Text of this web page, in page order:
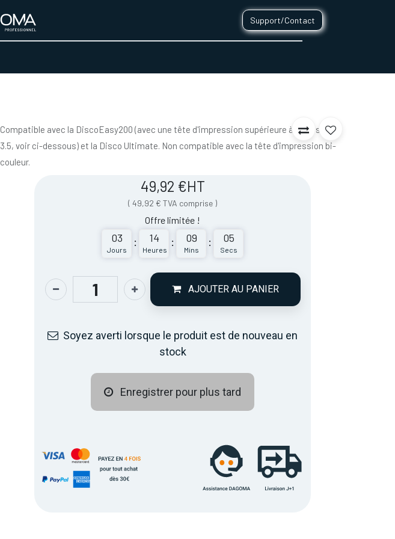
Support/Contact
Compatible avec la DiscoEasy200 (avec une tête d'impression supérieure à la version
3.5, voir ci-dessous) et la Disco Ultimate. Non compatible avec la tête d'impression bi-
couleur.
49,92 €HT
(49,92 € TVA comprise )
Offre limitée !
03
Jours
: 14
Heures
: 09
Mins
: 05
Secs
AJOUTER AU PANIER
Soyez averti lorsque le produit est de nouveau en
stock
Enregistrer pour plus tard